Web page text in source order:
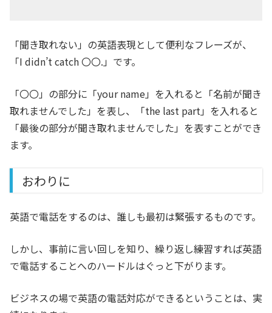
「聞き取れない」の英語表現として便利なフレーズが、
「I didn’t catch 〇〇.」です。
「〇〇」の部分に「your name」を入れると「名前が聞き
取れませんでした」を表し、「the last part」を入れると
「最後の部分が聞き取れませんでした」を表すことができ
ます。
おわりに
英語で電話をするのは、誰しも最初は緊張するものです。
しかし、事前に言い回しを知り、繰り返し練習すれば英語
で電話することへのハードルはぐっと下がります。
ビジネスの場で英語の電話対応ができるということは、実